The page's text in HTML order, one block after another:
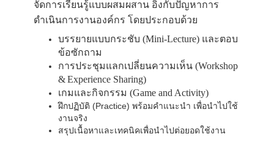
จัดการเรียนรู้แบบผสมผสาน อิงกับปัญหาการ
ดำเนินการงานองค์กร โดยประกอบด้วย
บรรยายแบบกระชับ (Mini-Lecture) และตอบ
ข้อซักถาม
การประชุมแลกเปลี่ยนความเห็น (Workshop
&Experience Sharing)
เกมและกิจกรรม (Game and Activity)
ฝึกปฏิบัติ (Practice) พร้อมคำแนะนำ เพื่อนำไปใช้
งานจริง
สรุปเนื้อหาและเทคนิคเพื่อนำไปต่อยอดใช้งาน